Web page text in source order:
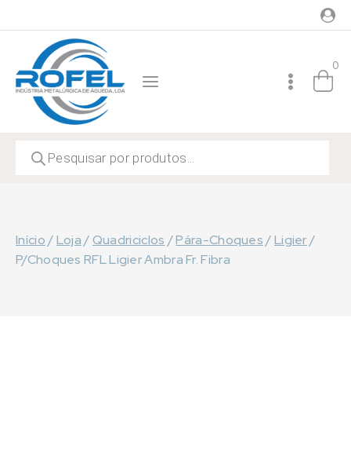
to
content
0
search
Início/Loja /Quadriciclos /Pára-Choques /Ligier/
P/Choques RFL Ligier Ambra Fr. Fibra